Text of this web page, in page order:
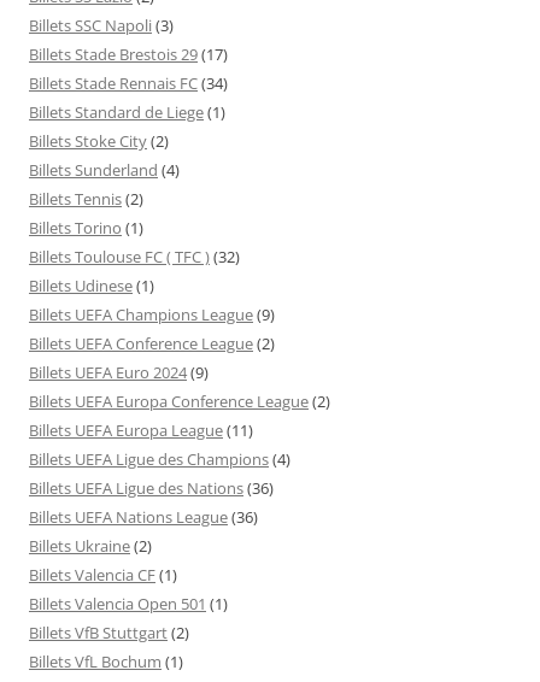
Billets SSC Napoli(3)
Billets Stade Brestois 29(17)
Billets Stade Rennais FC(34)
Billets Standard de Liege(1)
Billets Stoke City(2)
Billets Sunderland (4)
Billets Tennis(2)
Billets Torino (1)
Billets Toulouse FC ( TFC )(32)
Billets Udinese(1)
Billets UEFA Champions League(9)
Billets UEFA Conference League(2)
Billets UEFA Euro 2024(9)
Billets UEFA Europa Conference League(2)
Billets UEFA Europa League(11)
Billets UEFA Ligue des Champions(4)
Billets UEFA Ligue des Nations(36)
Billets UEFA Nations League(36)
Billets Ukraine(2)
Billets Valencia CF(1)
Billets Valencia Open 501 (1)
Billets VfB Stuttgart(2)
Billets VfL Bochum (1)